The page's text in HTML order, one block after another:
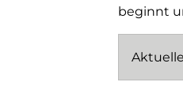
beginnt